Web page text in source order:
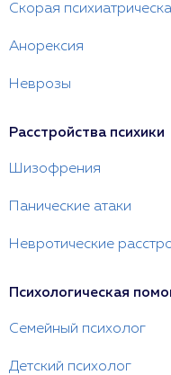
Скорая
Анорексия
Неврозы
Расстройства психики
Шизофрения
Панические атаки
Невротические
Психологическая
Семейный психолог
Детский психолог